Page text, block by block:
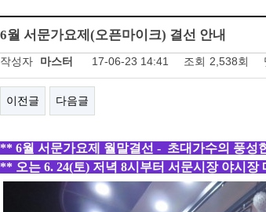
6월 서문가요제(오픈마이크) 결선 안내
작성자 마스터 17-06-23 14:41 조회 2,538회
이전글 다음글
** 6월 서문가요제 월말결선 - 초대가수의 풍성
** 오는 6. 24(토) 저녁 8시부터 서문시장 야시